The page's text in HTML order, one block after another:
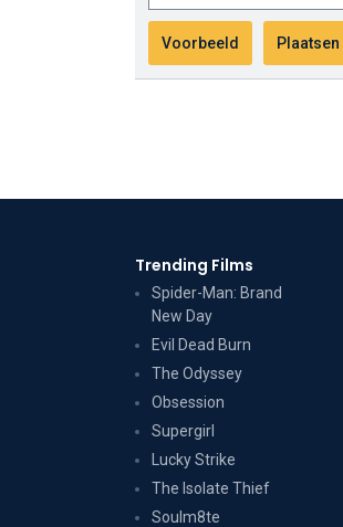
Trending Films
Spider-Man: Brand
New Day
Evil Dead Burn
The Odyssey
Obsession
Supergirl
Lucky Strike
The Isolate Thief
Soulm8te